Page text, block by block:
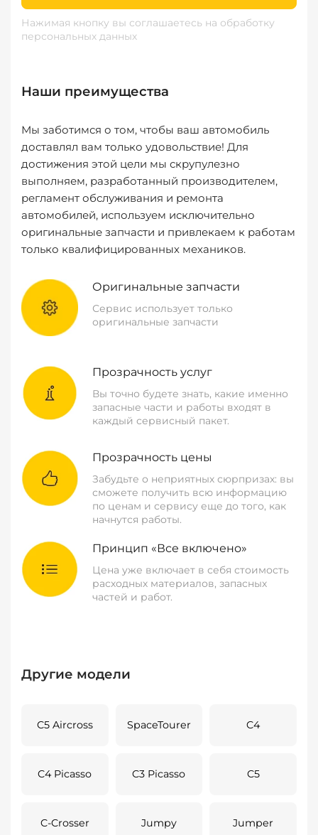
Нажимая кнопку вы соглашаетесь на обработку
персональных данных
Наши преимущества
Мы заботимся о том, чтобы ваш автомобиль
доставлял вам только удовольствие! Для
достижения этой цели мы скрупулезно
выполняем, разработанный производителем,
регламент обслуживания и ремонта
автомобилей, используем исключительно
оригинальные запчасти и привлекаем к работам
только квалифицированных механиков.
Оригинальные запчасти
Сервис использует только
оригинальные запчасти
Прозрачность услуг
Вы точно будете знать, какие именно
запасные части и работы входят в
каждый сервисный пакет.
Прозрачность цены
Забудьте о неприятных сюрпризах: вы
сможете получить всю информацию
по ценам и сервису еще до того, как
начнутся работы.
Принцип «Все включено»
Цена уже включает в себя стоимость
расходных материалов, запасных
частей и работ.
Другие модели
C5 Aircross SpaceTourer C4
C4 Picasso C3 Picasso C5
C-Crosser Jumpy Jumper